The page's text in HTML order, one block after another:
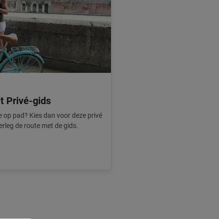
Privé-gids
op pad? Kies dan voor deze privé
de route met de gids.